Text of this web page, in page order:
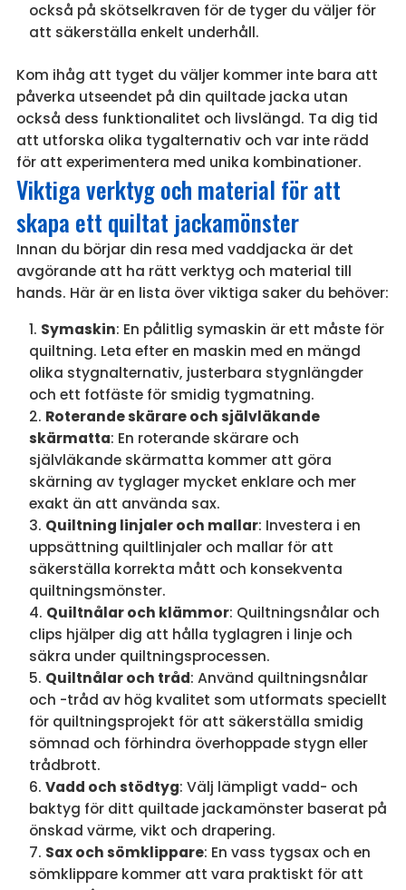
också på skötselkraven för de tyger du väljer för
att säkerställa enkelt underhåll.
Kom ihåg att tyget du väljer kommer inte bara att
påverka utseendet på din quiltade jacka utan
också dess funktionalitet och livslängd. Ta dig tid
att utforska olika tygalternativ och var inte rädd
för att experimentera med unika kombinationer.
Viktiga verktyg och material för att
skapa ett quiltat jackamönster
Innan du börjar din resa med vaddjacka är det
avgörande att ha rätt verktyg och material till
hands. Här är en lista över viktiga saker du behöver:
Symaskin: En pålitlig symaskin är ett måste för
quiltning. Leta efter en maskin med en mängd
olika stygnalternativ, justerbara stygnlängder
och ett fotfäste för smidig tygmatning.
Roterande skärare och självläkande
skärmatta: En roterande skärare och
självläkande skärmatta kommer att göra
skärning av tyglager mycket enklare och mer
exakt än att använda sax.
Quiltning linjaler och mallar: Investera i en
uppsättning quiltlinjaler och mallar för att
säkerställa korrekta mått och konsekventa
quiltningsmönster.
Quiltnålar och klämmor: Quiltningsnålar och
clips hjälper dig att hålla tyglagren i linje och
säkra under quiltningsprocessen.
Quiltnålar och tråd: Använd quiltningsnålar
och -tråd av hög kvalitet som utformats speciellt
för quiltningsprojekt för att säkerställa smidig
sömnad och förhindra överhoppade stygn eller
trådbrott.
Vadd och stödtyg: Välj lämpligt vadd- och
baktyg för ditt quiltade jackamönster baserat på
önskad värme, vikt och drapering.
Sax och sömklippare: En vass tygsax och en
sömklippare kommer att vara praktiskt för att